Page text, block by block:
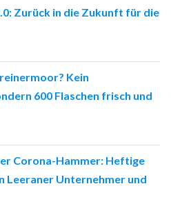
Zurück in die Zukunft für die
Kein
600 Flaschen frisch und
Corona-Hammer: Heftige
Leeraner Unternehmer und